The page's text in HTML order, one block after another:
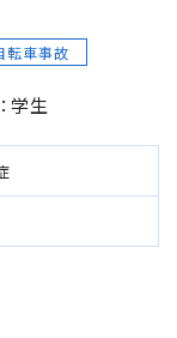
転車事故
学生